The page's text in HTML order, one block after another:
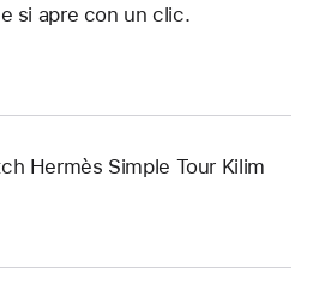
si apre con un clic.
Hermès Simple Tour Kilim